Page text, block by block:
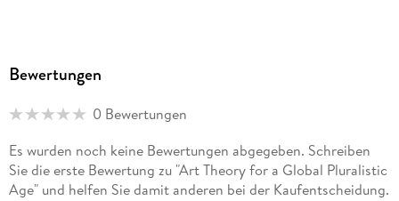
Bewertungen
0 Bewertungen
Es wurden noch keine Bewertungen abgegeben. Schreiben
Sie die erste Bewertung zu "Art Theory for a Global Pluralistic
Age" und helfen Sie damit anderen bei der Kaufentscheidung.